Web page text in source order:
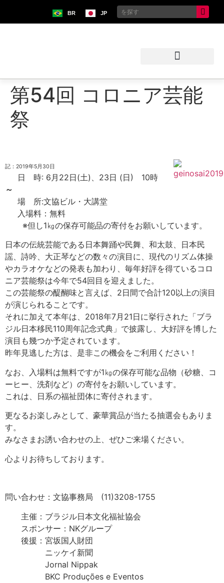
BR JP
第54回 コロニア芸能
祭
記：2019年5月30日
日 時: 6月22日(土)、23日 (日) 10時
～
場 所:文協ビル・大講堂
入場料：無料
※但し1㎏の保存可能品の寄付をお願いしています。
日本の伝統芸能である日本舞踊や民舞、和太鼓、日本民
謡、詩吟、大正琴などの数々の演目に、現代のリズム体操
やカラオケなどの発表も加わり、毎年好評を得ているコロ
ニア芸能祭は今年で54回目を迎えました。
この芸能祭の醍醐味と言えば、2日間で合計120以上の演目
が演じられることです。
それに加えて本年は、2018年7月21日に挙行された「ブラ
ジル日本移民110周年記念式典」で披露し、大好評を博した
演目も幾つか予定されています。
昨年見逃した方は、是非この機会をご利用ください！
なお、入場料は無料ですが1㎏の保存可能な品物（砂糖、コ
ーヒー、洗剤など）の寄付をお願いしています。
これは、日系の福祉団体に寄付されます。
更なるお楽しみとして、豪華賞品が当たる抽選会もありま
す。
みなさまお誘い合わせの上、ぜひご来場ください。
心よりお待ちしております。
問い合わせ：文協事務局 (11)3208-1755
主催：ブラジル日本文化福祉協会
スポンサー：NKグループ
後援：宮坂国人財団
ニッケイ新聞
Jornal Nippak
BKC Produções e Eventos